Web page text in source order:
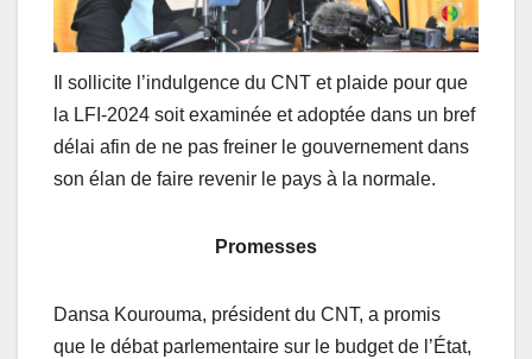
Il sollicite l’indulgence du CNT et plaide pour que
la LFI-2024 soit examinée et adoptée dans un bref
délai afin de ne pas freiner le gouvernement dans
son élan de faire revenir le pays à la normale.
Promesses
Dansa Kourouma, président du CNT, a promis
que le débat parlementaire sur le budget de l’État,